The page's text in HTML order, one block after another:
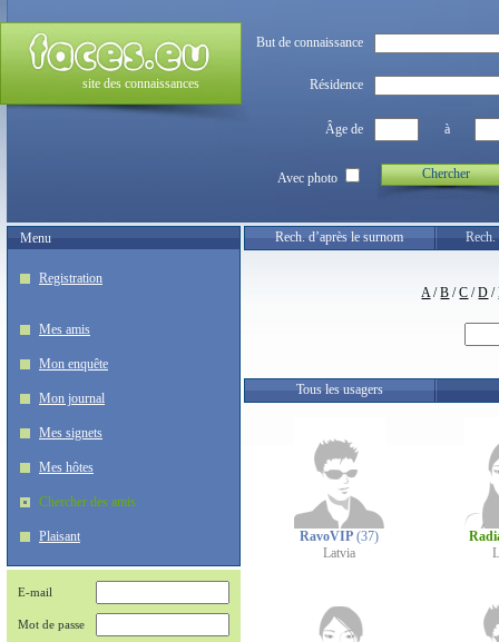
site des connaissances
But de connaissance
Résidence
Âge de à
Avec photo Chercher
Menu
Registration
Mes amis
Mon enquête
Mon journal
Mes signets
Mes hôtes
Chercher des amis
Plaisant
E-mail
Mot de passe
Rech. d’après le surnom Rech.
A/B /C /D /
Tous les usagers
RavoVIP (37)
Latvia